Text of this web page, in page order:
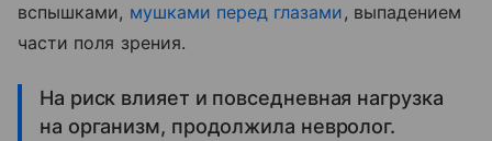
вспышками, мушками перед глазами , выпадением
части поля зрения.
На риск влияет и повседневная нагрузка
на организм, продолжила невролог.